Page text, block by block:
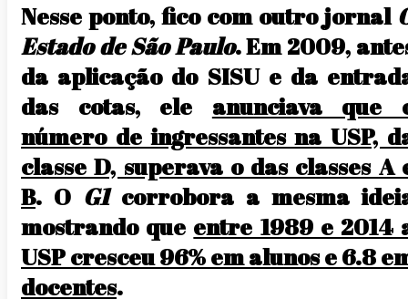
Nesse ponto, fico com outro jornal
Estado de São Paulo. Em 2009,
da aplicação do SISU e da
das cotas, ele anunciava que
número de ingressantes na USP,
classe D, superava o das classes A
B. O G1corrobora a mesma
mostrando que entre 1989 e 2014
USP cresceu 96% em alunos e 6.8
docentes.